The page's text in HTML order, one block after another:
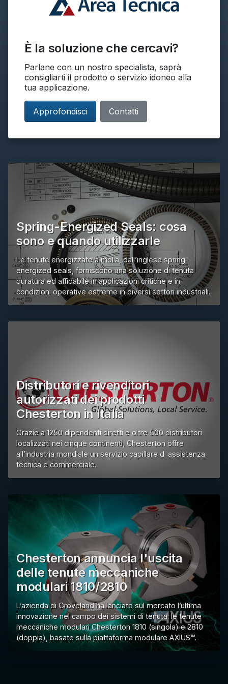
È la soluzione che cercavi?
Parlane con un nostro specialista, saprà
consigliarti il prodotto o servizio idoneo alla
tua applicazione.
Approfondisci Contatti
Spring-Energized Seals: cosa
sono e quando utilizzarle
Le tenute energizzate a molla, dall’inglese spring-
energized seals, forniscono una soluzione di tenuta
duratura ed affidabile in applicazioni critiche e in
condizioni operative estreme in diversi settori industriali.
Distributori e rivenditori
autorizzati dei prodotti
Chesterton in Italia
Grazie a 1250 dipendenti diretti e oltre 500 distributori
localizzati nei cinque continenti, Chesterton offre
all’industria mondiale un servizio capillare di assistenza
tecnica e commerciale.
Chesterton annuncia l'uscita
delle tenute meccaniche
modulari 1810/2810
L’azienda di Groveland ha lanciato sul mercato l’ultima
innovazione nel campo dei sistemi di tenuta: le tenute
meccaniche modulari Chesterton 1810 (singola) e 2810
(doppia), basate sulla piattaforma modulare AXIUS™.